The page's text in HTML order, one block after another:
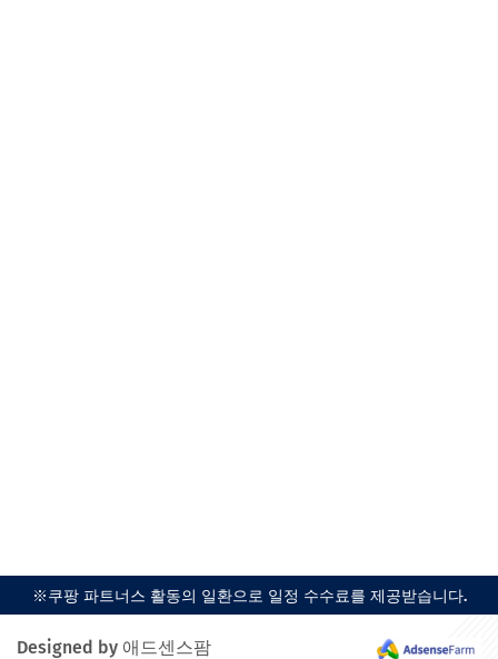
※쿠팡 파트너스 활동의 일환으로 일정 수수료를 제공받습니다.
Designed by 애드센스팜